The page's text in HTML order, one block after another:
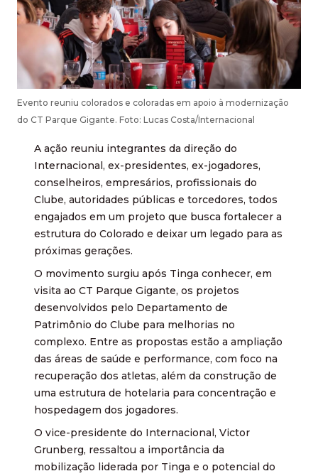
Evento reuniu colorados e coloradas em apoio à modernização
do CT Parque Gigante. Foto: Lucas Costa/Internacional
A ação reuniu integrantes da direção do
Internacional, ex-presidentes, ex-jogadores,
conselheiros, empresários, profissionais do
Clube, autoridades públicas e torcedores, todos
engajados em um projeto que busca fortalecer a
estrutura do Colorado e deixar um legado para as
próximas gerações.
O movimento surgiu após Tinga conhecer, em
visita ao CT Parque Gigante, os projetos
desenvolvidos pelo Departamento de
Patrimônio do Clube para melhorias no
complexo. Entre as propostas estão a ampliação
das áreas de saúde e performance, com foco na
recuperação dos atletas, além da construção de
uma estrutura de hotelaria para concentração e
hospedagem dos jogadores.
O vice-presidente do Internacional, Victor
Grunberg, ressaltou a importância da
mobilização liderada por Tinga e o potencial do